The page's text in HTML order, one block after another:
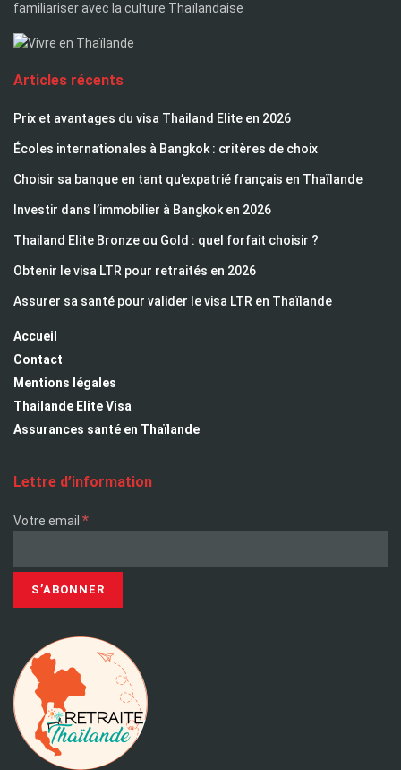
familiariser avec la culture Thaïlandaise
Articles récents
Prix et avantages du visa Thailand Elite en 2026
Écoles internationales à Bangkok : critères de choix
Choisir sa banque en tant qu’expatrié français en Thaïlande
Investir dans l’immobilier à Bangkok en 2026
Thailand Elite Bronze ou Gold : quel forfait choisir ?
Obtenir le visa LTR pour retraités en 2026
Assurer sa santé pour valider le visa LTR en Thaïlande
Accueil
Contact
Mentions légales
Thailande Elite Visa
Assurances santé en Thaïlande
Lettre d’information
Votre email *